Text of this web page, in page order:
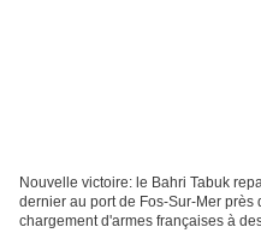
Nouvelle victoire: le Bahri Tabuk
dernier au port de Fos-Sur-Mer
chargement d'armes françaises à